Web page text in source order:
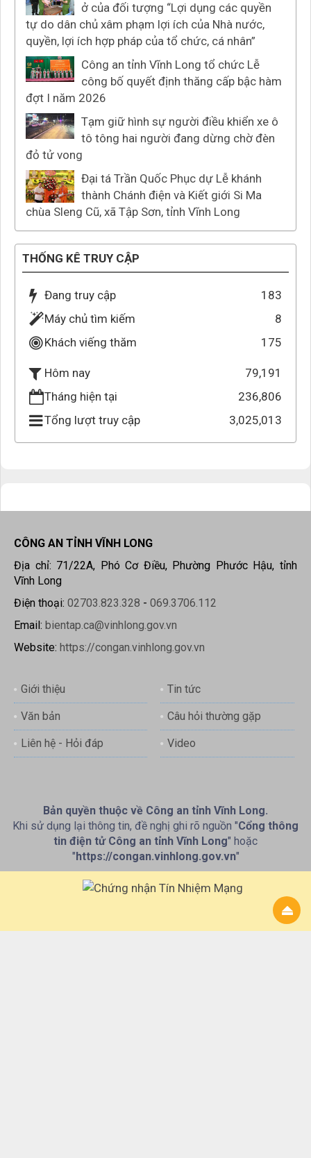
ở của đối tượng “Lợi dụng các quyền
tự do dân chủ xâm phạm lợi ích của Nhà nước,
quyền, lợi ích hợp pháp của tổ chức, cá nhân”
Công an tỉnh Vĩnh Long tổ chức Lễ
công bố quyết định thăng cấp bậc hàm
đợt I năm 2026
Tạm giữ hình sự người điều khiển xe ô
tô tông hai người đang dừng chờ đèn
đỏ tử vong
Đại tá Trần Quốc Phục dự Lễ khánh
thành Chánh điện và Kiết giới Si Ma
chùa Sleng Cũ, xã Tập Sơn, tỉnh Vĩnh Long
THỐNG KÊ TRUY CẬP
Đang truy cập
183
Máy chủ tìm kiếm
8
Khách viếng thăm
175
Hôm nay
79,191
Tháng hiện tại
236,806
Tổng lượt truy cập
3,025,013
CÔNG AN TỈNH VĨNH LONG
Địa chỉ: 71/22A, Phó Cơ Điều, Phường Phước Hậu, tỉnh
Vĩnh Long
Điện thoại: 02703.823.328 - 069.3706.112
Email: bientap.ca@vinhlong.gov.vn
Website: https://congan.vinhlong.gov.vn
Giới thiệu Tin tức
Văn bản Câu hỏi thường gặp
Liên hệ - Hỏi đáp Video
Bản quyền thuộc về Công an tỉnh Vĩnh Long.
Khi sử dụng lại thông tin, đề nghị ghi rõ nguồn "Cổng thông
tin điện tử Công an tỉnh Vĩnh Long" hoặc
"https://congan.vinhlong.gov.vn"